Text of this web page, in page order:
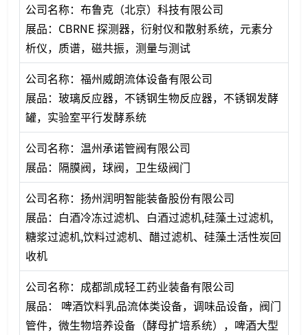
公司名称：布鲁克（北京）科技有限公司
展品：CBRNE 探测器，衍射仪和散射系统，元素分
析仪，质谱，磁共振，测量与测试
公司名称：福州威朗流体设备有限公司
展品：玻璃反应器，不锈钢生物反应器，不锈钢发酵
罐，实验室平行发酵系统
公司名称：温州承诺管阀有限公司
展品：隔膜阀，球阀，卫生级阀门
公司名称：扬州润明智能装备股份有限公司
展品：白酒冷冻过滤机、白酒过滤机,硅藻土过滤机,
糖浆过滤机,饮料过滤机、醋过滤机、硅藻土活性炭回
收机
公司名称：成都凯成轻工药业装备有限公司
展品： 啤酒饮料乳品流体类设备，调味品设备，阀门
管件，微生物培养设备（酵母扩培系统），啤酒大型